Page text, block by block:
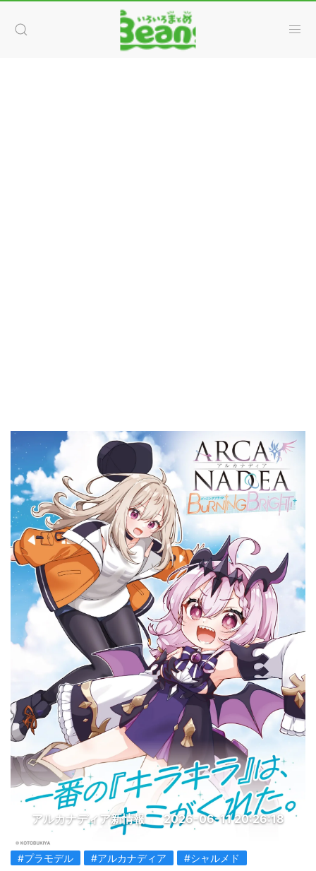
アルカナディア新情報 2026-06-11 20:26:18
#プラモデル #アルカナディア #シャルメド